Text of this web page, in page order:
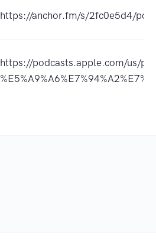
https://anchor.fm/s/2fc0e5d4/
https://podcasts.apple.com/us/